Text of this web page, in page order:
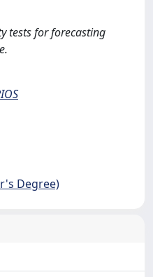
tests for forecasting
Degree)